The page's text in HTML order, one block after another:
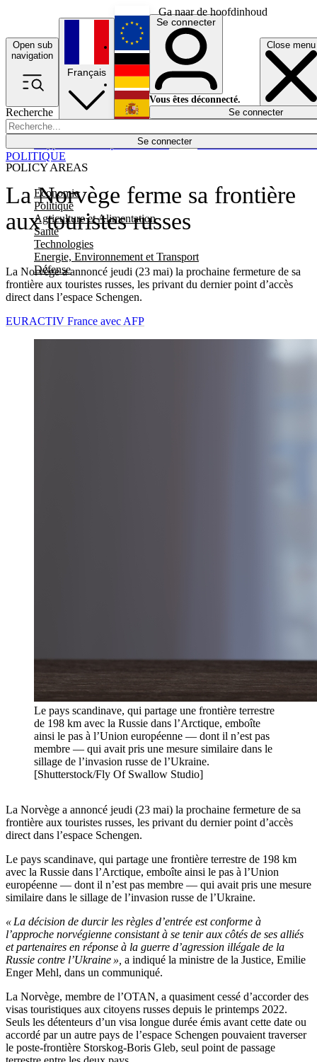
Ga naar de hoofdinhoud
Open sub
navigation
Close menu
Recherche
Se connecter
POLICY AREAS
Economie
Politique
Agriculture et Alimentation
Santé
Technologies
Energie, Environnement et Transport
Défense
Économie
Français
English
Deutsch
Español
Se connecter
Vous êtes déconnecté.
Se connecter
La Norvège ferme sa frontière
aux touristes russes
La Norvège a annoncé jeudi (23 mai) la prochaine fermeture de sa
frontière aux touristes russes, les privant du dernier point d’accès
direct dans l’espace Schengen.
POLITIQUE
EURACTIV France avec AFP
Le pays scandinave, qui partage une frontière terrestre
de 198 km avec la Russie dans l’Arctique, emboîte
ainsi le pas à l’Union européenne — dont il n’est pas
membre — qui avait pris une mesure similaire dans le
sillage de l’invasion russe de l’Ukraine.
[Shutterstock/Fly Of Swallow Studio]
La Norvège a annoncé jeudi (23 mai) la prochaine fermeture de sa
frontière aux touristes russes, les privant du dernier point d’accès
direct dans l’espace Schengen.
Le pays scandinave, qui partage une frontière terrestre de 198 km
avec la Russie dans l’Arctique, emboîte ainsi le pas à l’Union
européenne — dont il n’est pas membre — qui avait pris une mesure
similaire dans le sillage de l’invasion russe de l’Ukraine.
« La décision de durcir les règles d’entrée est conforme à
l’approche norvégienne consistant à se tenir aux côtés de ses alliés
et partenaires en réponse à la guerre d’agression illégale de la
Russie contre l’Ukraine », a indiqué la ministre de la Justice, Emilie
Enger Mehl, dans un communiqué.
La Norvège, membre de l’OTAN, a quasiment cessé d’accorder des
visas touristiques aux citoyens russes depuis le printemps 2022.
Seuls les détenteurs d’un visa longue durée émis avant cette date ou
accordé par un autre pays de l’espace Schengen pouvaient traverser
le poste-frontière Storskog-Boris Gleb, seul point de passage